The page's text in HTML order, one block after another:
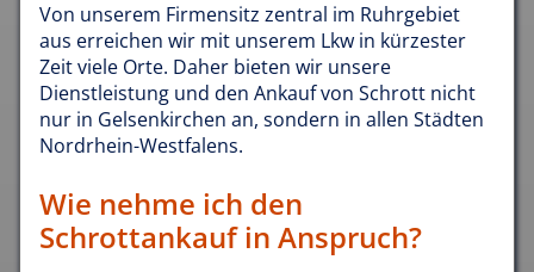
Von unserem Firmensitz zentral im Ruhrgebiet
aus erreichen wir mit unserem Lkw in kürzester
Zeit viele Orte. Daher bieten wir unsere
Dienstleistung und den Ankauf von Schrott nicht
nur in Gelsenkirchen an, sondern in allen Städten
Nordrhein-Westfalens.
Wie nehme ich den
Schrottankauf in Anspruch?